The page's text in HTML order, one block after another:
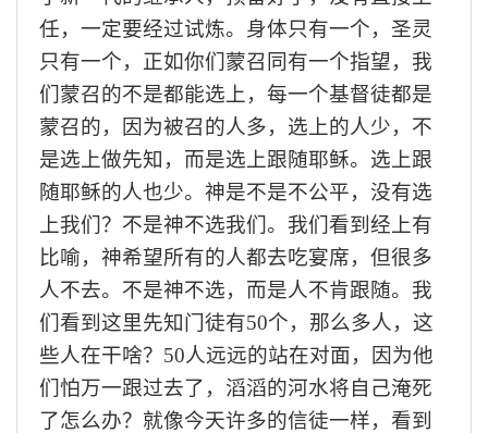
任，一定要经过试炼。身体只有一个，圣灵
只有一个，正如你们蒙召同有一个指望，我
们蒙召的不是都能选上，每一个基督徒都是
蒙召的，因为被召的人多，选上的人少，不
是选上做先知，而是选上跟随耶稣。选上跟
随耶稣的人也少。神是不是不公平，没有选
上我们？不是神不选我们。我们看到经上有
比喻，神希望所有的人都去吃宴席，但很多
人不去。不是神不选，而是人不肯跟随。我
们看到这里先知门徒有50个，那么多人，这
些人在干啥？50人远远的站在对面，因为他
们怕万一跟过去了，滔滔的河水将自己淹死
了怎么办？就像今天许多的信徒一样，看到